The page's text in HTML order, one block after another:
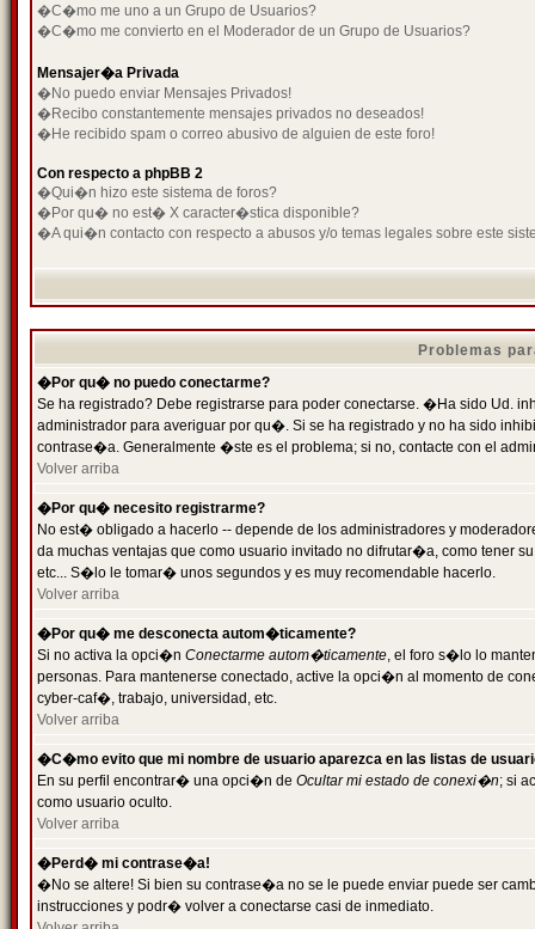
�C�mo me uno a un Grupo de Usuarios?
�C�mo me convierto en el Moderador de un Grupo de Usuarios?
Mensajer�a Privada
�No puedo enviar Mensajes Privados!
�Recibo constantemente mensajes privados no deseados!
�He recibido spam o correo abusivo de alguien de este foro!
Con respecto a phpBB 2
�Qui�n hizo este sistema de foros?
�Por qu� no est� X caracter�stica disponible?
�A qui�n contacto con respecto a abusos y/o temas legales sobre este
Problemas
�Por qu� no puedo conectarme?
Se ha registrado? Debe registrarse para poder conectarse. �Ha sido Ud.
administrador para averiguar por qu�. Si se ha registrado y no ha sido
contrase�a. Generalmente �ste es el problema; si no, contacte con el
Volver arriba
�Por qu� necesito registrarme?
No est� obligado a hacerlo -- depende de los administradores y
da muchas ventajas que como usuario invitado no difrutar�a, como tener
etc... S�lo le tomar� unos segundos y es muy recomendable hacerlo.
Volver arriba
�Por qu� me desconecta autom�ticamente?
Si no activa la opci�n Conectarme autom�ticamente, el foro s�lo lo
personas. Para mantenerse conectado, active la opci�n al momento de
cyber-caf�, trabajo, universidad, etc.
Volver arriba
�C�mo evito que mi nombre de usuario aparezca en las listas de
En su perfil encontrar� una opci�n de Ocultar mi estado de conexi�n; si
como usuario oculto.
Volver arriba
�Perd� mi contrase�a!
�No se altere! Si bien su contrase�a no se le puede enviar puede ser
instrucciones y podr� volver a conectarse casi de inmediato.